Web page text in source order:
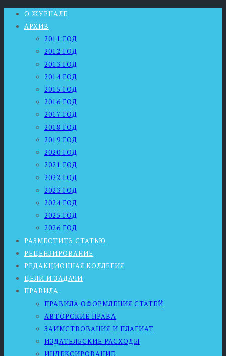
О ЖУРНАЛЕ
АРХИВ
2011 ГОД
2012 ГОД
2013 ГОД
2014 ГОД
2015 ГОД
2016 ГОД
2017 ГОД
2018 ГОД
2019 ГОД
2020 ГОД
2021 ГОД
2022 ГОД
2023 ГОД
2024 ГОД
2025 ГОД
2026 ГОД
РАЗМЕСТИТЬ СТАТЬЮ
РЕЦЕНЗИРОВАНИЕ
РЕДАКЦИОННАЯ КОЛЛЕГИЯ
ЦЕЛИ И ЗАДАЧИ
ПРАВИЛА
ПРАВИЛА ОФОРМЛЕНИЯ СТАТЕЙ
АВТОРСКИЕ ПРАВА
ЗАИМСТВОВАНИЯ И ПЛАГИАТ
ИЗДАТЕЛЬСКИЕ РАСХОДЫ
ИНДЕКСИРОВАНИЕ